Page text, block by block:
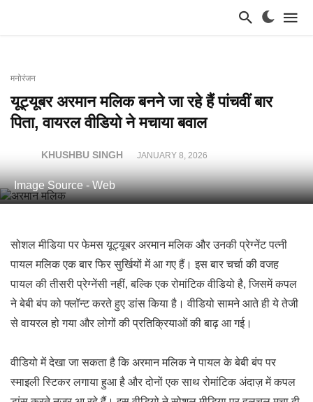
मनोरंजन
यूट्यूबर अरमान मलिक बनने जा रहे हैं पांचवीं बार
पिता, वायरल वीडियो ने मचाया बवाल
KHUSHBU SINGH JANUARY 8, 2026
Image Source - Web
सोशल मीडिया पर फेमस यूट्यूबर अरमान मलिक और उनकी प्रेग्नेंट पत्नी
पायल मलिक एक बार फिर सुर्खियों में आ गए हैं। इस बार चर्चा की वजह
पायल की तीसरी प्रेग्नेंसी नहीं, बल्कि एक रोमांटिक वीडियो है, जिसमें कपल
ने बेबी बंप को फ्लॉन्ट करते हुए डांस किया है। वीडियो सामने आते ही ये तेजी
से वायरल हो गया और लोगों की प्रतिक्रियाओं की बाढ़ आ गई।
वीडियो में देखा जा सकता है कि अरमान मलिक ने पायल के बेबी बंप पर
स्माइली स्टिकर लगाया हुआ है और दोनों एक साथ रोमांटिक अंदाज़ में कपल